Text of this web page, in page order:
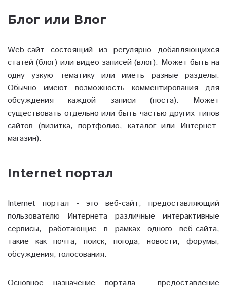
Блог или Влог
Web-сайт состоящий из регулярно добавляющихся
статей (блог) или видео записей (влог). Может быть на
одну узкую тематику или иметь разные разделы.
Обычно имеют возможность комментирования для
обсуждения каждой записи (поста). Может
существовать отдельно или быть частью других типов
сайтов (визитка, портфолио, каталог или Интернет-
магазин).
Internet портал
Internet портал - это веб-сайт, предоставляющий
пользователю Интернета различные интерактивные
сервисы, работающие в рамках одного веб-сайта,
такие как почта, поиск, погода, новости, форумы,
обсуждения, голосования.
Основное назначение портала - предоставление